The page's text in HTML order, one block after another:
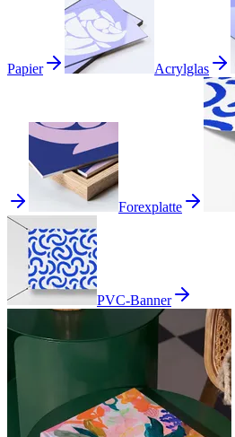
Papier Acrylglas
Forexplatte
PVC-Banner